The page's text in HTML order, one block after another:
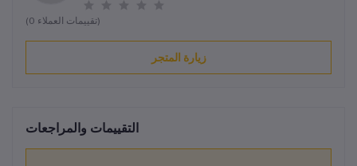
(0 تقييمات العملاء)
زيارة المتجر
التقييمات والمراجعات